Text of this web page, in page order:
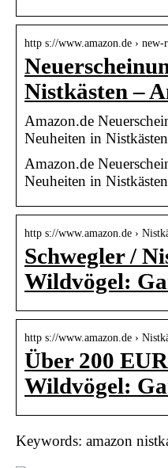
http s://www.amazon.de › new-
Nistkästen –
Amazon.de
Neuheiten in Nistkästen
Amazon.de
Neuheiten in Nistkästen
http s://www.amazon.de ›
Schwegler /
Wildvögel:
http s://www.amazon.de ›
Über 200
Wildvögel:
Keywords: amazon